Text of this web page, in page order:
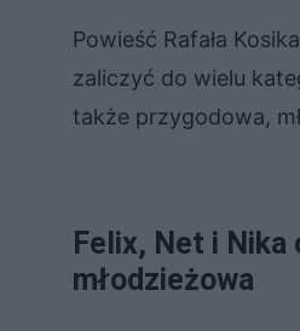
Powieść Rafała
zaliczyć do wielu
także przygodowa,
Felix, Net i Nika
młodzieżowa